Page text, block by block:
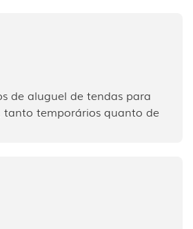
de aluguel de tendas para
tanto temporários quanto de